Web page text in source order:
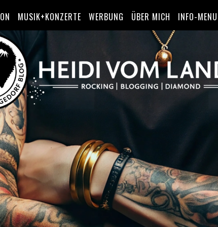
MUSIK+KONZERTE WERBUNG ÜBER MICH INFO-